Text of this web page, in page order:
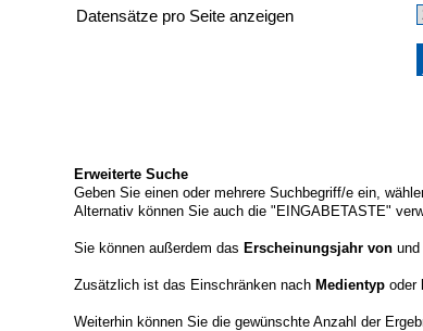
Datensätze pro Seite anzeigen
Erweiterte Suche
Geben Sie einen oder mehrere Suchbegriff/e ein,
Alternativ können Sie auch die "EINGABETASTE"
Sie können außerdem das Erscheinungsjahr von und
Zusätzlich ist das Einschränken nach Medientyp oder
Weiterhin können Sie die gewünschte Anzahl der